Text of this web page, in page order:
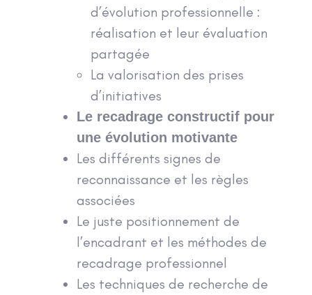
d’évolution professionnelle :
réalisation et leur évaluation
partagée
La valorisation des prises
d’initiatives
Le recadrage constructif pour
une évolution motivante
Les différents signes de
reconnaissance et les règles
associées
Le juste positionnement de
l’encadrant et les méthodes de
recadrage professionnel
Les techniques de recherche de